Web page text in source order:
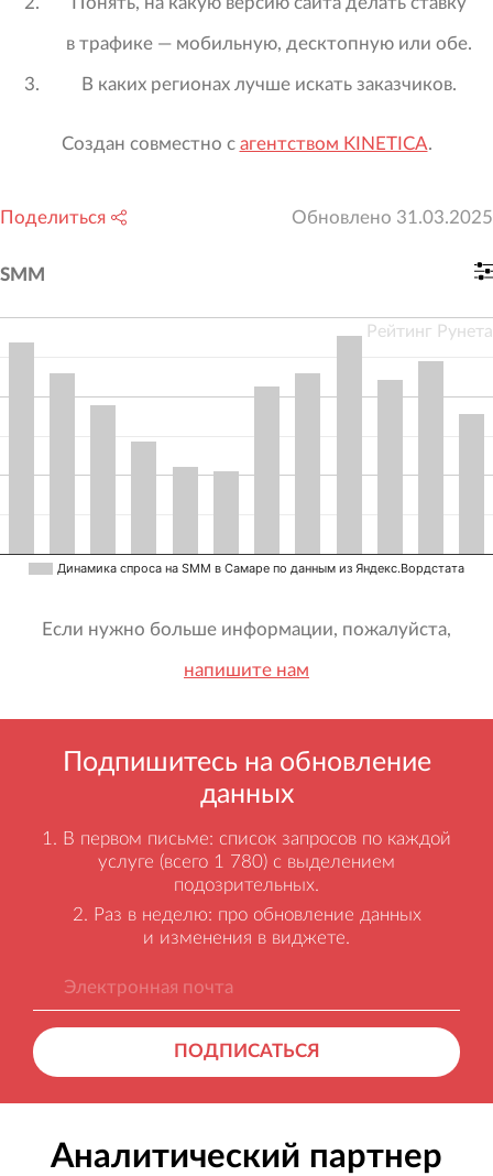
в трафике — мобильную, десктопную или обе.
В каких регионах лучше искать заказчиков.
Создан совместно с агентством KINETICA.
Поделиться Обновлено 31.03.2025
SMM
Динамика спроса на SMM в Самаре по данным из Яндекс.Вордстата
Рейтинг Рунета
Если нужно больше информации, пожалуйста,
напишите нам
Подпишитесь на обновление
данных
В первом письме: список запросов по каждой
услуге (всего 1 780) с выделением
подозрительных.
Раз в неделю: про обновление данных
и изменения в виджете.
ПОДПИСАТЬСЯ
Аналитический партнер